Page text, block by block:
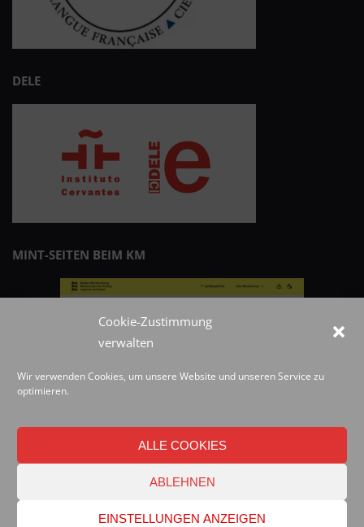
Cookie-Zustimmung
verwalten
Wir verwenden Cookies, um unsere Website und unseren Service zu
optimieren.
ALLE COOKIES
ABLEHNEN
EINSTELLUNGEN ANZEIGEN
DELE
MINT-SEITEN BEIM KM
© 2019 Best blog in 21st Century
Powered by WordPress - Lekh by ThemeCentury